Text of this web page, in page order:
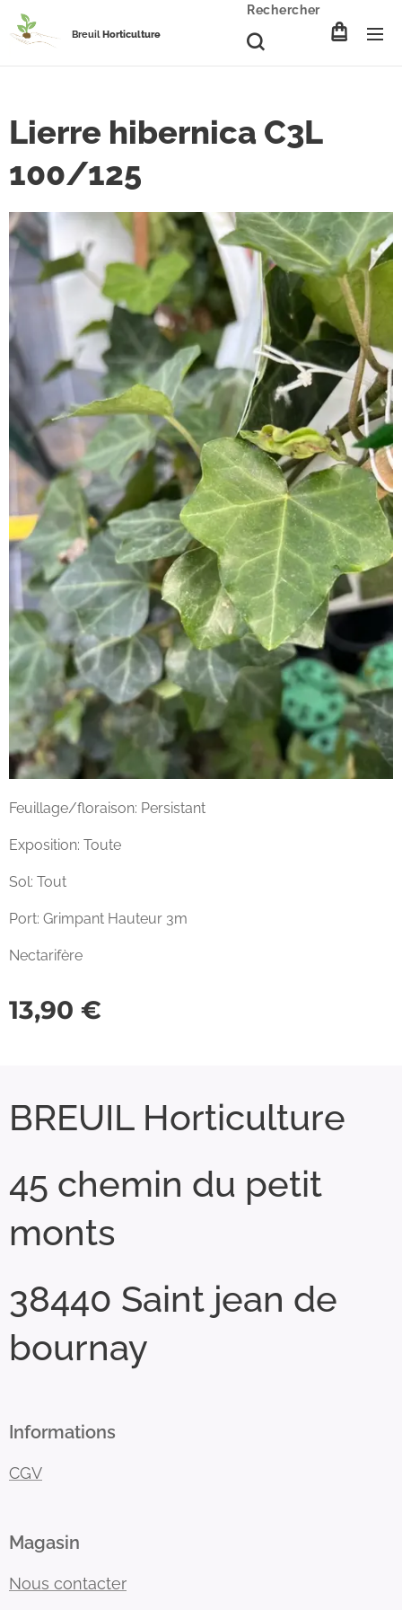
BreuilHorticulture
Rechercher
Lierre hibernica C3L
100/125
Feuillage/floraison: Persistant
Exposition: Toute
Sol: Tout
Port: Grimpant Hauteur 3m
Nectarifère
13,90 €
BREUIL Horticulture
45 chemin du petit
monts
38440 Saint jean de
bournay
Informations
CGV
Magasin
Nous contacter